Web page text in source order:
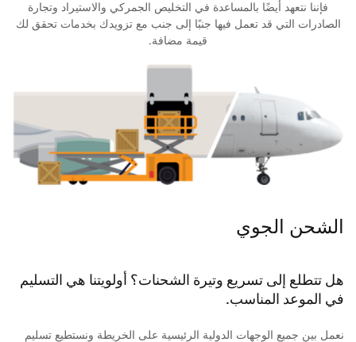
فإننا نتعهد أيضًا بالمساعدة في التخليص الجمركي والاستيراد وتجارة
الصادرات التي قد تعمل فيها جنبًا إلى جنب مع تزويدك بخدمات تحقق لك
قيمة مضافة.
الشحن الجوي
هل تتطلع إلى تسريع وتيرة الشحنات؟ أولويتنا هي التسليم
في الموعد المناسب.
نعمل بين جميع الوجهات الدولية الرئيسية على الخريطة ونستطيع تسليم